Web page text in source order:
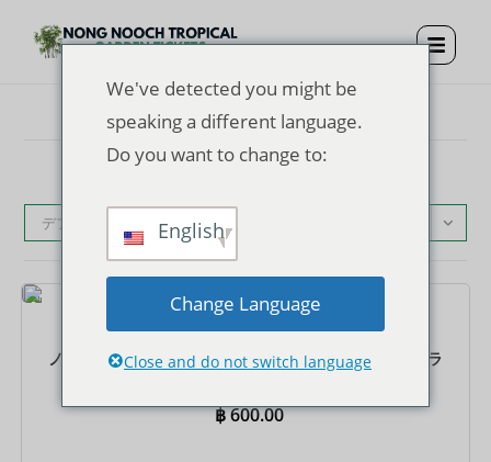
デフォルト表示
チケット
ノンヌッチ トロピカル ガーデン入場券 + ビュッフェ式ラ
฿600.00
We've detected you might be
speaking a different language.
Do you want to change to:
English
Change Language
Close and do not switch language